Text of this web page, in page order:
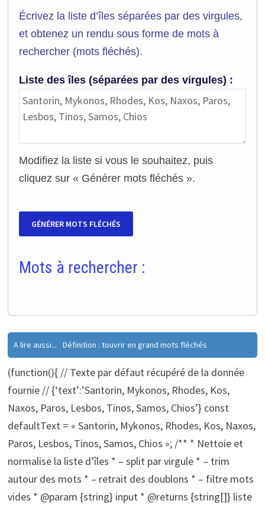
Écrivez la liste d’îles séparées par des virgules,
et obtenez un rendu sous forme de mots à
rechercher (mots fléchés).
Liste des îles (séparées par des virgules) :
Modifiez la liste si vous le souhaitez, puis
cliquez sur « Générer mots fléchés ».
GÉNÉRER MOTS FLÉCHÉS
Mots à rechercher :
A lire aussi... Définition : touvrir en grand mots fléchés
(function(){ // Texte par défaut récupéré de la donnée
fournie // {‘text’:’Santorin, Mykonos, Rhodes, Kos,
Naxos, Paros, Lesbos, Tinos, Samos, Chios’} const
defaultText = « Santorin, Mykonos, Rhodes, Kos, Naxos,
Paros, Lesbos, Tinos, Samos, Chios »; /** * Nettoie et
normalise la liste d’îles * – split par virgule * – trim
autour des mots * – retrait des doublons * – filtre mots
vides * @param {string} input * @returns {string[]} liste